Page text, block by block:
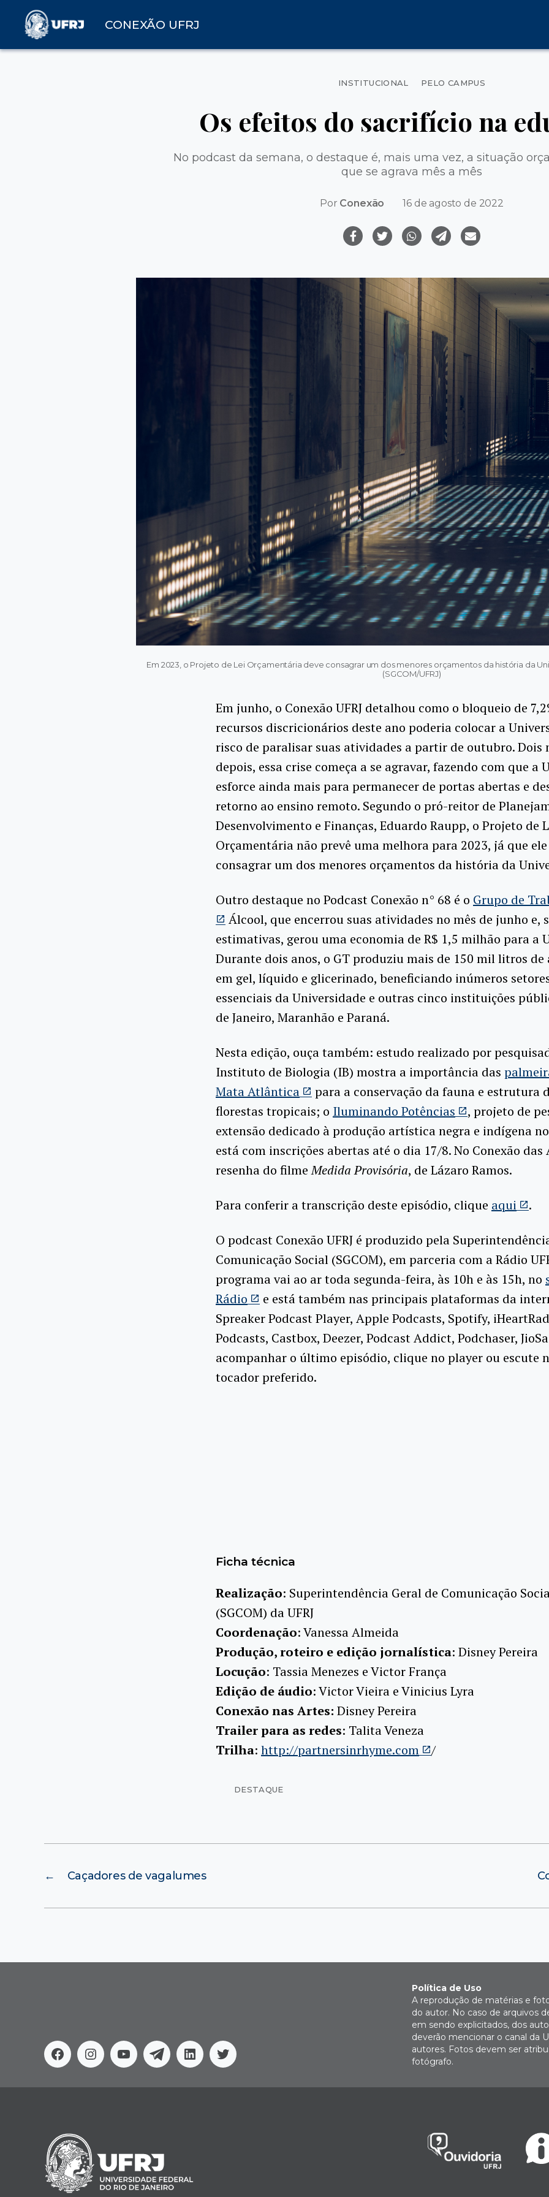
CONEXÃO UFRJ
Categorias
INSTITUCIONAL PELO CAMPUS
Os efeitos do sacrifício na
No podcast da semana, o destaque é, mais uma vez, a situação
que se agrava mês a mês
Por Conexão 16 de agosto de 2022
Em 2023, o Projeto de Lei Orçamentária deve consagrar um dos menores orçamentos da história da
(SGCOM/UFRJ)
Em junho, o Conexão UFRJ detalhou como o bloqueio de
recursos discricionários deste ano poderia colocar a
risco de paralisar suas atividades a partir de outubro. Dois
depois, essa crise começa a se agravar, fazendo com que a
esforce ainda mais para permanecer de portas abertas e
retorno ao ensino remoto. Segundo o pró-reitor de
Desenvolvimento e Finanças, Eduardo Raupp, o Projeto de
Orçamentária não prevê uma melhora para 2023, já que
consagrar um dos menores orçamentos da história da
Outro destaque no Podcast Conexão n° 68 é o Grupo de
Álcool, que encerrou suas atividades no mês de junho e,
estimativas, gerou uma economia de R$ 1,5 milhão para a
Durante dois anos, o GT produziu mais de 150 mil litros de
em gel, líquido e glicerinado, beneficiando inúmeros
essenciais da Universidade e outras cinco instituições
de Janeiro, Maranhão e Paraná.
Nesta edição, ouça também: estudo realizado por
Instituto de Biologia (IB) mostra a importância das
Mata Atlântica
para a conservação da fauna e estrutura
florestas tropicais; o Iluminando Potências
, projeto de
extensão dedicado à produção artística negra e indígena
está com inscrições abertas até o dia 17/8. No Conexão das
resenha do filmeMedida Provisória, de Lázaro Ramos.
Para conferir a transcrição deste episódio, clique aqui .
O podcast Conexão UFRJ é produzido pela
Comunicação Social (SGCOM), em parceria com a Rádio
programa vai ao ar toda segunda-feira, às 10h e às 15h, no
Rádio
e está também nas principais plataformas da
Spreaker Podcast Player, Apple Podcasts, Spotify,
Podcasts, Castbox, Deezer, Podcast Addict, Podchaser,
acompanhar o último episódio, clique no player ou escute
tocador preferido.
Ficha técnica
Realização: Superintendência Geral de Comunicação
(SGCOM) da UFRJ
Coordenação: Vanessa Almeida
Produção, roteiro e edição jornalística: Disney Pereira
Locução: Tassia Menezes e Victor França
Edição de áudio: Victor Vieira e Vinicius Lyra
Conexão nas Artes: Disney Pereira
Trailer para as redes: Talita Veneza
Trilha: http://partnersinrhyme.com /
DESTAQUE
← Caçadores de vagalumes
FacebookInstagram
YoutubeTelegramLinkedinTwitter
Política de Uso
A reprodução de matérias e
do autor. No caso de arquivos
em sendo explicitados, dos
deverão mencionar o canal da
autores. Fotos devem ser
fotógrafo.